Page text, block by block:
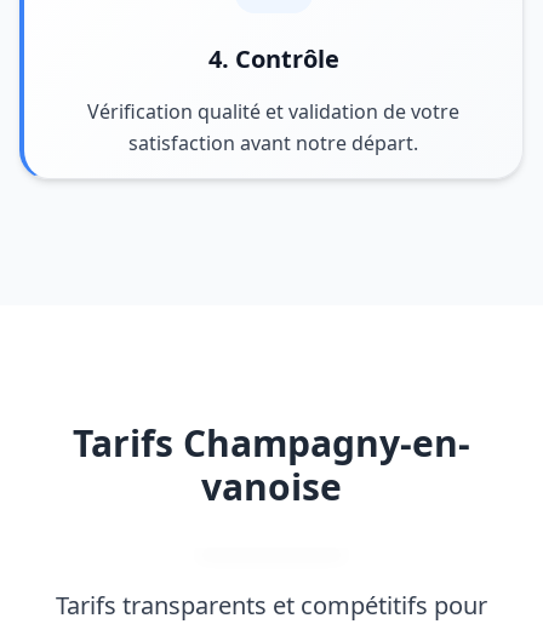
4. Contrôle
Vérification qualité et validation de votre
satisfaction avant notre départ.
Tarifs Champagny-en-
vanoise
Tarifs transparents et compétitifs pour